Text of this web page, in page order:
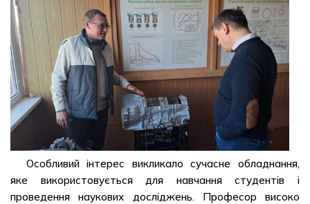
Особливий інтерес викликало сучасне обладнання,
яке використовується для навчання студентів і
проведення наукових досліджень. Професор високо